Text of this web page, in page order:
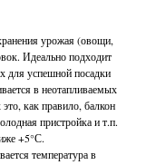
урожая (овощи,
Идеально подходит
для успешной посадки
в неотапливаемых
как правило, балкон
пристройка и т.п.
+5°С.
температура в